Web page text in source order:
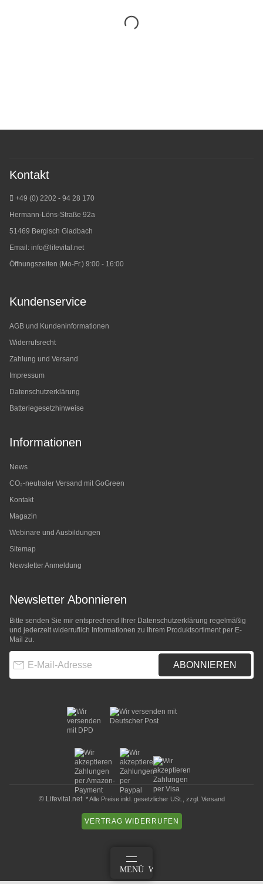
Kontakt
+49 (0) 2202 - 94 28 170
Hermann-Löns-Straße 92a
51469 Bergisch Gladbach
Email: info@lifevital.net
Öffnungszeiten (Mo-Fr.) 9:00 - 16:00
Kundenservice
AGB und Kundeninformationen
Widerrufsrecht
Zahlung und Versand
Impressum
Datenschutzerklärung
Batteriegesetzhinweise
Informationen
News
CO₂-neutraler Versand mit GoGreen
Kontakt
Magazin
Webinare und Ausbildungen
Sitemap
Newsletter Anmeldung
Newsletter Abonnieren
Bitte senden Sie mir entsprechend Ihrer Datenschutzerklärung regelmäßig
und jederzeit widerruflich Informationen zu Ihrem Produktsortiment per E-
Mail zu.
ABONNIEREN
© Lifevital.net* Alle Preise inkl. gesetzlicher USt., zzgl. Versand
VERTRAG WIDERRUFEN
MENÜ WARENKORB